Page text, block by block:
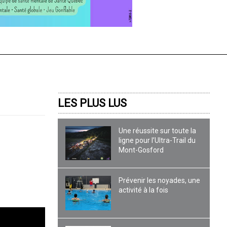
LES PLUS LUS
Une réussite sur toute la
ligne pour l’Ultra-Trail du
Mont-Gosford
Prévenir les noyades, une
activité à la fois